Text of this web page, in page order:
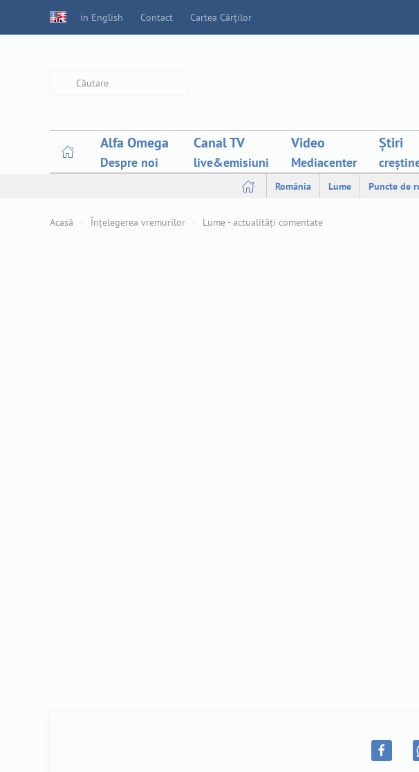
in English Contact Cartea Cărților
Alfa Omega
Despre noi
Canal TV
live&emisiuni
Video
Mediacenter
Știri
România Lume Puncte de
Acasă Înțelegerea vremurilor Lume - actualități comentate